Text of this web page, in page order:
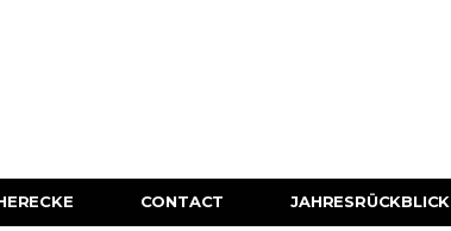
CONTACT JAHRESRÜCKBLICK